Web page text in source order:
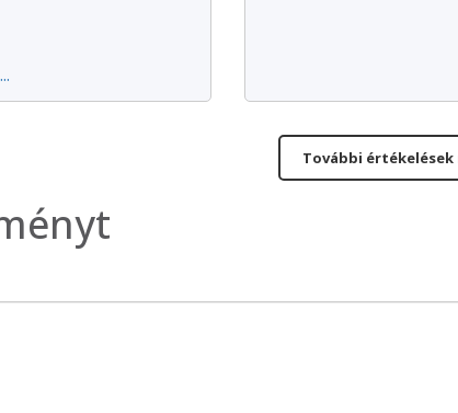
További